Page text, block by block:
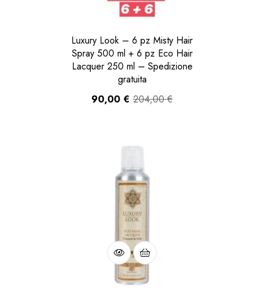
Luxury Look – 6 pz Misty Hair
Spray 500 ml + 6 pz Eco Hair
Lacquer 250 ml – Spedizione
gratuita
204,00€
90,00 €